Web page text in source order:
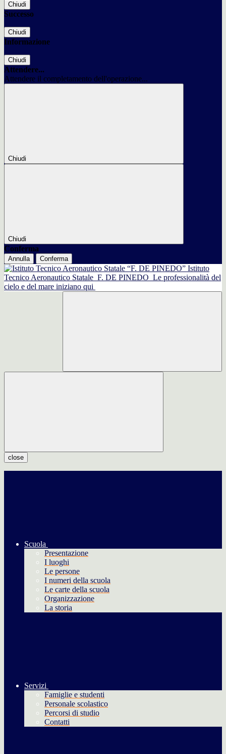
Chiudi
Successo
Chiudi
Informazione
Chiudi
Attendere...
Attendere il completamento dell'operazione...
Chiudi
Chiudi
Conferma
Annulla Conferma
Istituto
Tecnico Aeronautico Statale F. DE PINEDO Le professionalità del
cielo e del mare iniziano qui
close
Scuola
Presentazione
I luoghi
Le persone
I numeri della scuola
Le carte della scuola
Organizzazione
La storia
Servizi
Famiglie e studenti
Personale scolastico
Percorsi di studio
Contatti